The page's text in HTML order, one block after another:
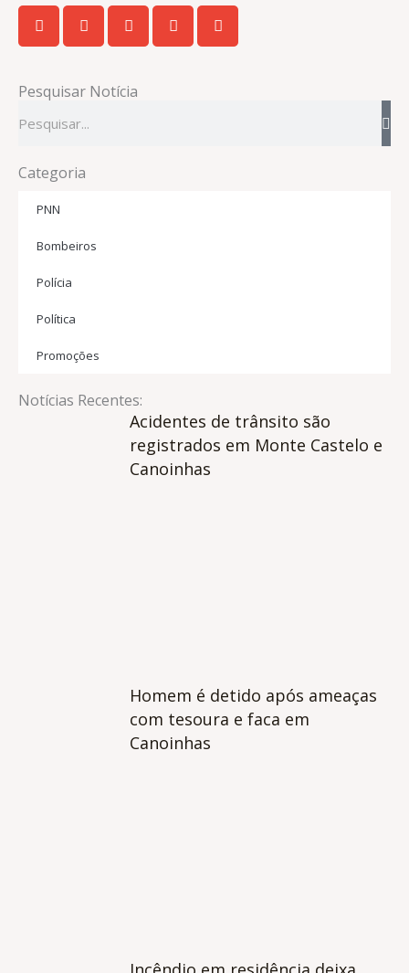
Pesquisar Notícia
Categoria
PNN
Bombeiros
Polícia
Política
Promoções
Notícias Recentes:
Acidentes de trânsito são
registrados em Monte Castelo e
Canoinhas
Homem é detido após ameaças
com tesoura e faca em
Canoinhas